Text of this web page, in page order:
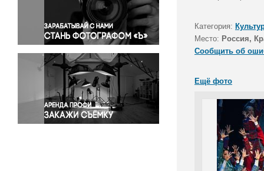
Правосудие
Происшествия и конфликты
Религия
Светская жизнь
Спорт
Экология
Экономика и бизнес
Категория:
Место: Россия,
Сообщить об
Ещё фото